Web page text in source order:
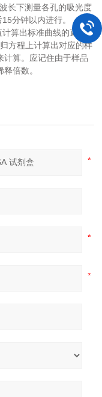
波长下测量各孔的吸光度
15分钟以内进行。
计算出标准曲线的直线
方程上计算出对应的样
计算。应记住由于样品
倍数。